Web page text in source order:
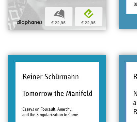
b
€ 22,95
e
€ 22,95